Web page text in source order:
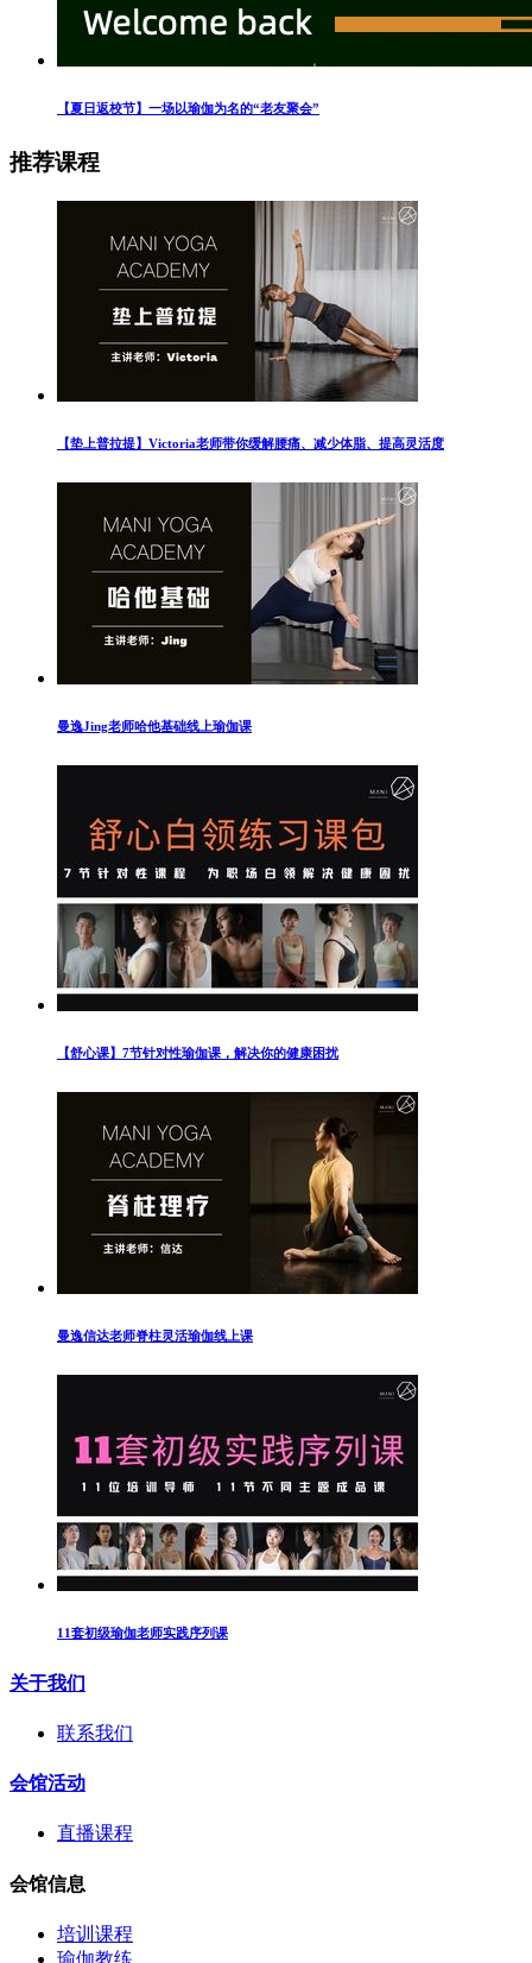
【夏日返校节】一场以瑜伽为名的“老友聚会”
推荐课程
【垫上普拉提】Victoria老师带你缓解腰痛、减少体脂、提高灵活度
曼逸Jing老师哈他基础线上瑜伽课
【舒心课】7节针对性瑜伽课，解决你的健康困扰
曼逸信达老师脊柱灵活瑜伽线上课
11套初级瑜伽老师实践序列课
关于我们
联系我们
会馆活动
直播课程
会馆信息
培训课程
瑜伽教练